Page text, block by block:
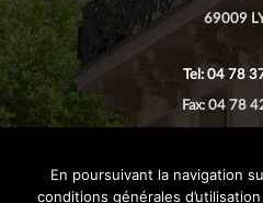
En poursuivant la navigation
conditions générales
69009
Tel: 04 78
Fax: 04 78